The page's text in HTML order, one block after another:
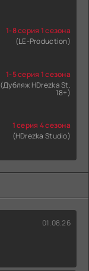
1-8 серия 1 сезона
(LE-Production)
1-5 серия 1 сезона
(Дубляж HDrezka St.
18+)
1 серия 4 сезона
(HDrezka Studio)
01.08.26